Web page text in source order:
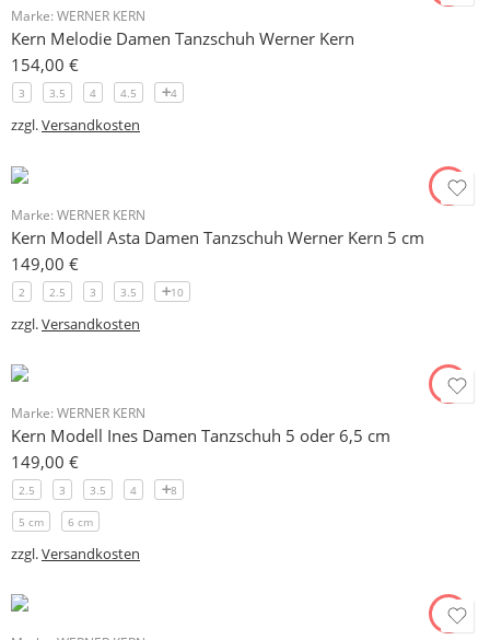
Marke: WERNER KERN
Kern Melodie Damen Tanzschuh Werner Kern
154,00 €
3 3.5 4 4.5 4
zzgl.Versandkosten
Marke: WERNER KERN
Kern Modell Asta Damen Tanzschuh Werner Kern 5 cm
149,00 €
2 2.5 3 3.5 10
zzgl.Versandkosten
Marke: WERNER KERN
Kern Modell Ines Damen Tanzschuh 5 oder 6,5 cm
149,00 €
2.5 3 3.5 4 8
5 cm 6 cm
zzgl.Versandkosten